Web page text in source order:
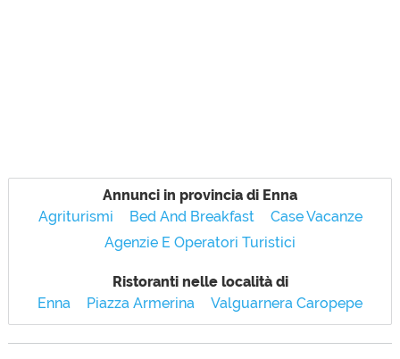
Annunci in provincia di Enna
Agriturismi
Bed And Breakfast
Case Vacanze
Agenzie E Operatori Turistici
Ristoranti nelle località di
Enna
Piazza Armerina Valguarnera Caropepe